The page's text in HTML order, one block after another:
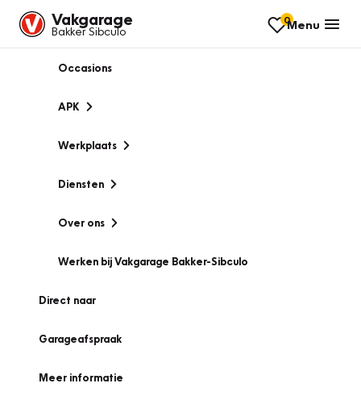
Vakgarage
Bakker Sibculo
0Menu
Occasions
APK
Werkplaats
Diensten
Over ons
Werken bij Vakgarage Bakker-Sibculo
Direct naar
Garageafspraak
Meer informatie